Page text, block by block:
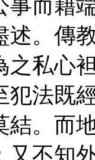
事而藉
述。傳
之私心
犯法既
結。而
又不知